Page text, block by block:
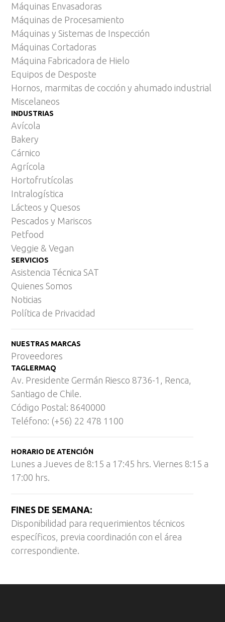
Máquinas Envasadoras
Máquinas de Procesamiento
Máquinas y Sistemas de Inspección
Máquinas Cortadoras
Máquina Fabricadora de Hielo
Equipos de Desposte
Hornos, marmitas de cocción y ahumado industrial
Miscelaneos
INDUSTRIAS
Avícola
Bakery
Cárnico
Agrícola
Hortofrutícolas
Intralogística
Lácteos y Quesos
Pescados y Mariscos
Petfood
Veggie & Vegan
SERVICIOS
Asistencia Técnica SAT
Quienes Somos
Noticias
Política de Privacidad
NUESTRAS MARCAS
Proveedores
TAGLERMAQ
Av. Presidente Germán Riesco 8736-1, Renca,
Santiago de Chile.
Código Postal: 8640000
Teléfono: (+56) 22 478 1100
HORARIO DE ATENCIÓN
Lunes a Jueves de 8:15 a 17:45 hrs. Viernes 8:15 a
17:00 hrs.
FINES DE SEMANA:
Disponibilidad para requerimientos técnicos
específicos, previa coordinación con el área
correspondiente.